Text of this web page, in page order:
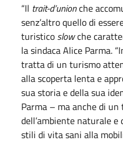
“Il trait-d’unionche
senz’altro quello di
turistico slowche
la sindaca Alice Parma.
tratta di un turismo
alla scoperta lenta e
sua storia e della sua
Parma – ma anche di
dell’ambiente naturale
stili di vita sani alla